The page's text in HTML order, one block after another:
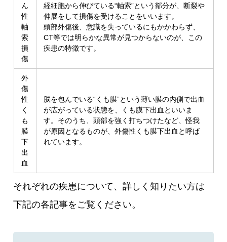
ん
性
軸
索
損
傷
経細胞から伸びている“軸索”という部分が、断裂や
伸展をして損傷を受けることをいいます。
頭部外傷後、意識を失っているにもかかわらず、
CT等では明らかな異常が見つからないのが、この
疾患の特徴です。
外
傷
性
く
も
膜
下
出
血
脳を包んでいる“くも膜”という薄い膜の内側で出血
が広がっている状態を、くも膜下出血といいま
す。そのうち、頭部を強く打ちつけたなど、怪我
が原因となるものが、外傷性くも膜下出血と呼ば
れています。
それぞれの疾患について、詳しく知りたい方は
下記の各記事をご覧ください。